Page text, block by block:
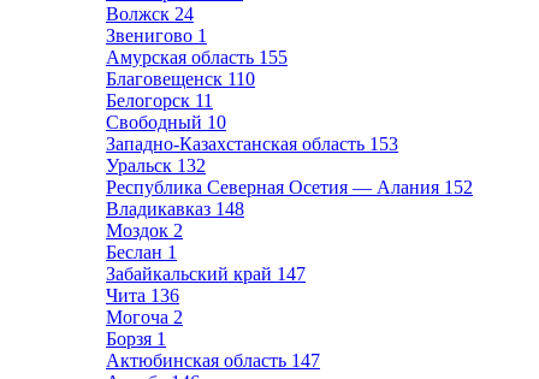
Волжск 24
Звенигово 1
Амурская область 155
Благовещенск 110
Белогорск 11
Свободный 10
Западно-Казахстанская область 153
Уральск 132
Республика Северная Осетия — Алания 152
Владикавказ 148
Моздок 2
Беслан 1
Забайкальский край 147
Чита 136
Могоча 2
Борзя 1
Актюбинская область 147